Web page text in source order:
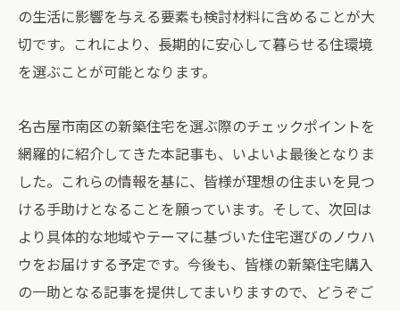
の生活に影響を与える要素も検討材料に含めることが大
切です。これにより、長期的に安心して暮らせる住環境
を選ぶことが可能となります。
名古屋市南区の新築住宅を選ぶ際のチェックポイントを
網羅的に紹介してきた本記事も、いよいよ最後となりま
した。これらの情報を基に、皆様が理想の住まいを見つ
ける手助けとなることを願っています。そして、次回は
より具体的な地域やテーマに基づいた住宅選びのノウハ
ウをお届けする予定です。今後も、皆様の新築住宅購入
の一助となる記事を提供してまいりますので、どうぞご